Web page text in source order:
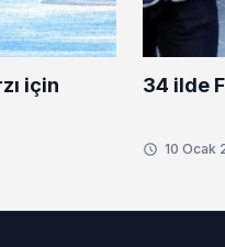
için
34 ilde
10 Ocak